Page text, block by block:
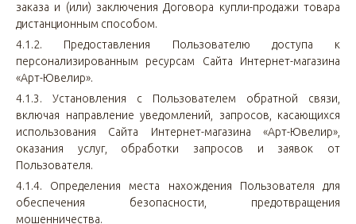
заказа и (или) заключения Договора купли-продажи товара
дистанционным способом.
4.1.2. Предоставления Пользователю доступа к
персонализированным ресурсам Сайта Интернет-магазина
«Арт-Ювелир».
4.1.3. Установления с Пользователем обратной связи,
включая направление уведомлений, запросов, касающихся
использования Сайта Интернет-магазина «Арт-Ювелир»,
оказания услуг, обработки запросов и заявок от
Пользователя.
4.1.4. Определения места нахождения Пользователя для
обеспечения безопасности, предотвращения
мошенничества.